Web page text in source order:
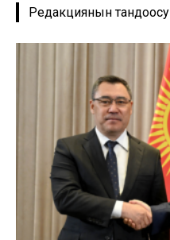
Редакциянын тандоосу